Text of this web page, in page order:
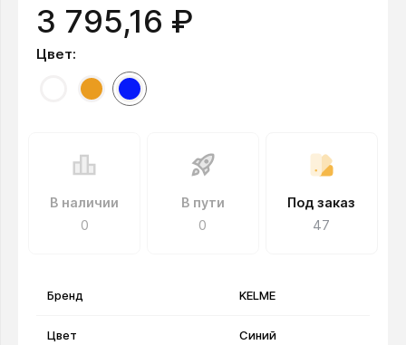
3 795,16 ₽
Цвет:
В наличии
0
В пути
0
Под заказ
47
Бренд KELME
Цвет Синий